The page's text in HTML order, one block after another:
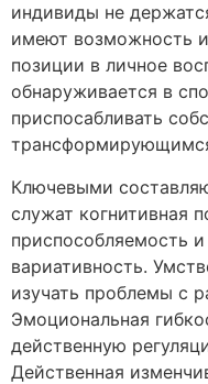
индивиды не
имеют возможность
позиции в личное
обнаруживается в
приспосабливать
Ключевыми
служат когнитивная
приспособляемость
вариативность.
изучать проблемы с
Эмоциональная
действенную
Действенная